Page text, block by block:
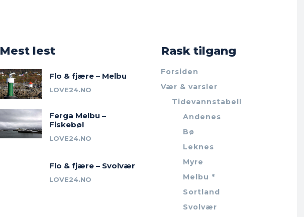
Mest lest
Flo & fjære – Melbu
LOVE24.NO
Ferga Melbu –
Fiskebøl
LOVE24.NO
Flo & fjære – Svolvær
LOVE24.NO
Rask tilgang
Forsiden
Vær & varsler
Tidevannstabell
Andenes
Bø
Leknes
Myre
Melbu *
Sortland
Svolvær